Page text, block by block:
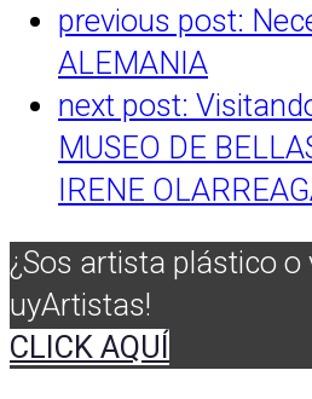
previous post:
ALEMANIA
next post:
MUSEO DE
IRENE
¿Sos artista plástico o
uyArtistas!
CLICK AQUÍ